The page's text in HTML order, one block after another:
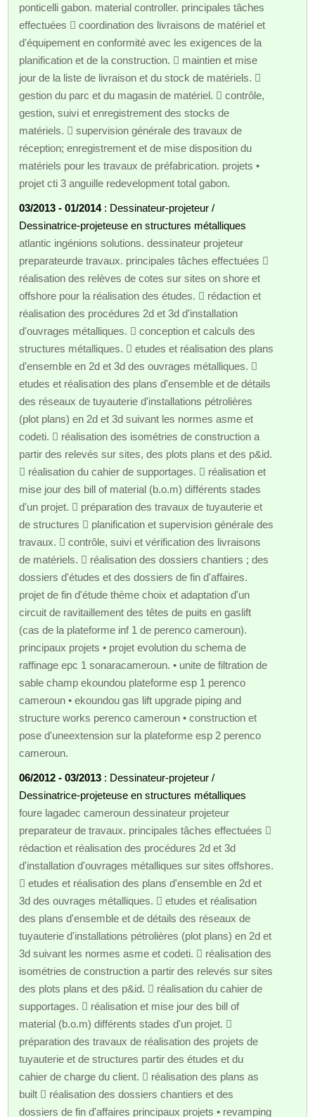
ponticelli gabon. material controller. principales tâches
effectuées  coordination des livraisons de matériel et
d'équipement en conformité avec les exigences de la
planification et de la construction.  maintien et mise
jour de la liste de livraison et du stock de matériels. 
gestion du parc et du magasin de matériel.  contrôle,
gestion, suivi et enregistrement des stocks de
matériels.  supervision générale des travaux de
réception; enregistrement et de mise disposition du
matériels pour les travaux de préfabrication. projets •
projet cti 3 anguille redevelopment total gabon.
03/2013 - 01/2014: Dessinateur-projeteur /
Dessinatrice-projeteuse en structures métalliques
atlantic ingénions solutions. dessinateur projeteur
preparateurde travaux. principales tâches effectuées 
réalisation des relèves de cotes sur sites on shore et
offshore pour la réalisation des études.  rédaction et
réalisation des procédures 2d et 3d d'installation
d'ouvrages métalliques.  conception et calculs des
structures métalliques.  etudes et réalisation des plans
d'ensemble en 2d et 3d des ouvrages métalliques. 
etudes et réalisation des plans d'ensemble et de détails
des réseaux de tuyauterie d'installations pétrolières
(plot plans) en 2d et 3d suivant les normes asme et
codeti.  réalisation des isométries de construction a
partir des relevés sur sites, des plots plans et des p&id.
 réalisation du cahier de supportages.  réalisation et
mise jour des bill of material (b.o.m) différents stades
d'un projet.  préparation des travaux de tuyauterie et
de structures  planification et supervision générale des
travaux.  contrôle, suivi et vérification des livraisons
de matériels.  réalisation des dossiers chantiers ; des
dossiers d'études et des dossiers de fin d'affaires.
projet de fin d'étude thème choix et adaptation d'un
circuit de ravitaillement des têtes de puits en gaslift
(cas de la plateforme inf 1 de perenco cameroun).
principaux projets • projet evolution du schema de
raffinage epc 1 sonaracameroun. • unite de filtration de
sable champ ekoundou plateforme esp 1 perenco
cameroun • ekoundou gas lift upgrade piping and
structure works perenco cameroun • construction et
pose d'uneextension sur la plateforme esp 2 perenco
cameroun.
06/2012 - 03/2013 : Dessinateur-projeteur /
Dessinatrice-projeteuse en structures métalliques
foure lagadec cameroun dessinateur projeteur
preparateur de travaux. principales tâches effectuées 
rédaction et réalisation des procédures 2d et 3d
d'installation d'ouvrages métalliques sur sites offshores.
 etudes et réalisation des plans d'ensemble en 2d et
3d des ouvrages métalliques.  etudes et réalisation
des plans d'ensemble et de détails des réseaux de
tuyauterie d'installations pétrolières (plot plans) en 2d et
3d suivant les normes asme et codeti.  réalisation des
isométries de construction a partir des relevés sur sites
des plots plans et des p&id.  réalisation du cahier de
supportages.  réalisation et mise jour des bill of
material (b.o.m) différents stades d'un projet. 
préparation des travaux de réalisation des projets de
tuyauterie et de structures partir des études et du
cahier de charge du client.  réalisation des plans as
built  réalisation des dossiers chantiers et des
dossiers de fin d'affaires principaux projets • revamping